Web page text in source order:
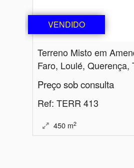
VENDIDO
Preço sob consulta
Ref: TERR 413
450 m2